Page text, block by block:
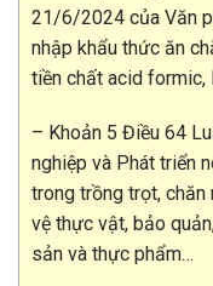
21/6/2024 của Văn
nhập khẩu thức ăn
tiền chất acid formic,
– Khoản 5 Điều 64
nghiệp và Phát triển
trong trồng trọt, chăn
vệ thực vật, bảo
sản và thực phẩm…